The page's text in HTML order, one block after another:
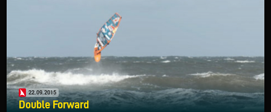
22.09.2015
Double Forward